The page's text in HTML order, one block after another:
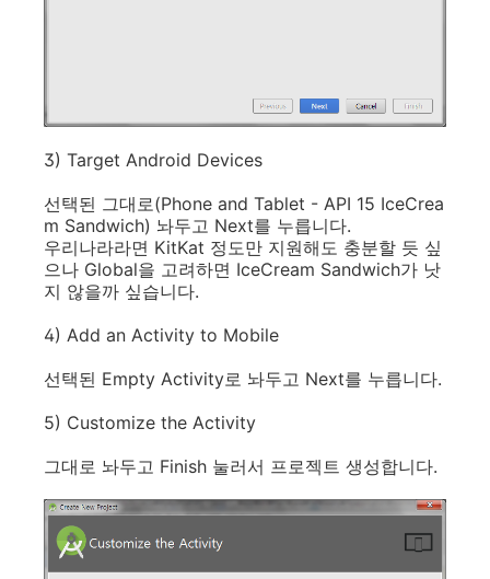
3) Target Android Devices
선택된 그대로(Phone and Tablet - API 15 IceCrea
m Sandwich) 놔두고 Next를 누릅니다.
우리나라라면 KitKat 정도만 지원해도 충분할 듯 싶
으나 Global을 고려하면 IceCream Sandwich가 낫
지 않을까 싶습니다.
4) Add an Activity to Mobile
선택된 Empty Activity로 놔두고 Next를 누릅니다.
5) Customize the Activity
그대로 놔두고 Finish 눌러서 프로젝트 생성합니다.